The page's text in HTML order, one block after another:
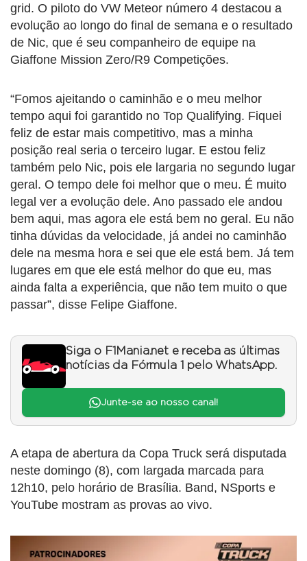
grid. O piloto do VW Meteor número 4 destacou a
evolução ao longo do final de semana e o resultado
de Nic, que é seu companheiro de equipe na
Giaffone Mission Zero/R9 Competições.
“Fomos ajeitando o caminhão e o meu melhor
tempo aqui foi garantido no Top Qualifying. Fiquei
feliz de estar mais competitivo, mas a minha
posição real seria o terceiro lugar. E estou feliz
também pelo Nic, pois ele largaria no segundo lugar
geral. O tempo dele foi melhor que o meu. É muito
legal ver a evolução dele. Ano passado ele andou
bem aqui, mas agora ele está bem no geral. Eu não
tinha dúvidas da velocidade, já andei no caminhão
dele na mesma hora e sei que ele está bem. Já tem
lugares em que ele está melhor do que eu, mas
ainda falta a experiência, que não tem muito o que
passar”, disse Felipe Giaffone.
Siga o F1Mania.net e receba as últimas
notícias da Fórmula 1 pelo WhatsApp.
Junte-se ao nosso canal!
A etapa de abertura da Copa Truck será disputada
neste domingo (8), com largada marcada para
12h10, pelo horário de Brasília. Band, NSports e
YouTube mostram as provas ao vivo.